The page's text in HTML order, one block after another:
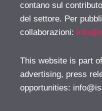
contano sul
del settore. Per
collaborazioni:
This website is part
advertising, press
opportunities: